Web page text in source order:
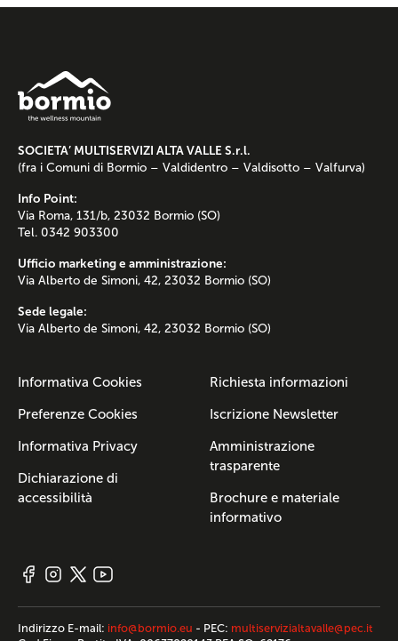
SOCIETA’ MULTISERVIZI ALTA VALLE S.r.l.
(fra i Comuni di Bormio – Valdidentro – Valdisotto – Valfurva)
Info Point:
Via Roma, 131/b, 23032 Bormio (SO)
Tel. 0342 903300
Ufficio marketing e amministrazione:
Via Alberto de Simoni, 42, 23032 Bormio (SO)
Sede legale:
Via Alberto de Simoni, 42, 23032 Bormio (SO)
Informativa Cookies
Preferenze Cookies
Informativa Privacy
Dichiarazione di
accessibilità
Richiesta informazioni
Iscrizione Newsletter
Amministrazione
trasparente
Brochure e materiale
informativo
Indirizzo E-mail: info@bormio.eu - PEC: multiservizialtavalle@pec.it